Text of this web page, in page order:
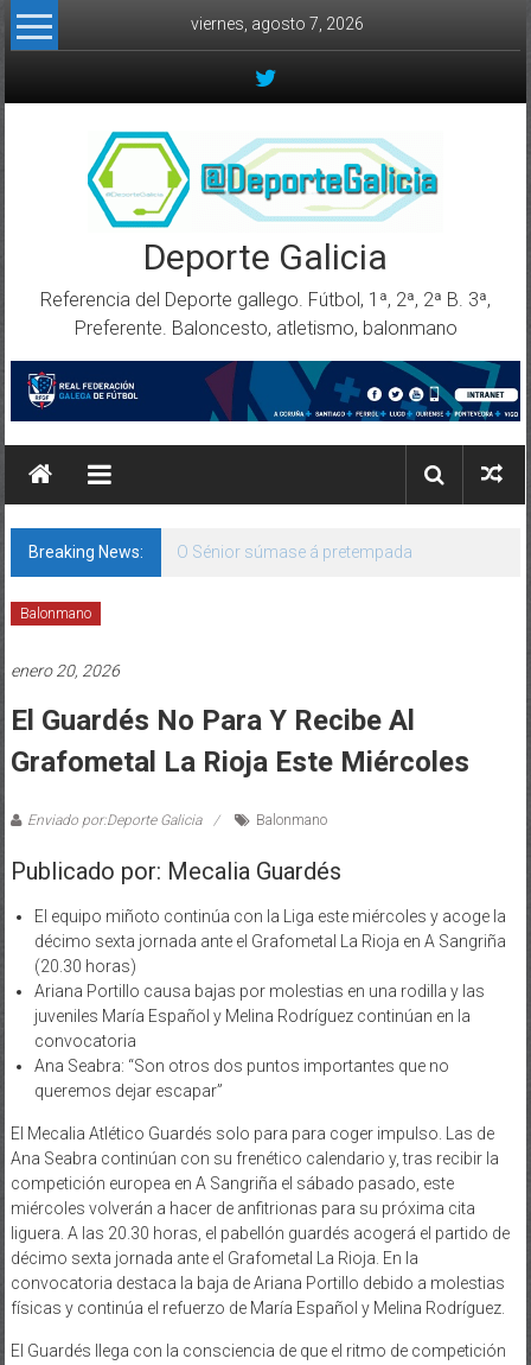
Skip to content
viernes, agosto 7, 2026
Deporte Galicia
Referencia del Deporte gallego. Fútbol, 1ª, 2ª, 2ª B. 3ª,
Preferente. Baloncesto, atletismo, balonmano
Breaking News: O Sénior súmase á pretempada
Balonmano
enero 20, 2026
El Guardés No Para Y Recibe Al
Grafometal La Rioja Este Miércoles
Enviado por:Deporte Galicia Balonmano
Publicado por: Mecalia Guardés
El equipo miñoto continúa con la Liga este miércoles y acoge la
décimo sexta jornada ante el Grafometal La Rioja en A Sangriña
(20.30 horas)
Ariana Portillo causa bajas por molestias en una rodilla y las
juveniles María Español y Melina Rodríguez continúan en la
convocatoria
Ana Seabra: “Son otros dos puntos importantes que no
queremos dejar escapar”
El Mecalia Atlético Guardés solo para para coger impulso. Las de
Ana Seabra continúan con su frenético calendario y, tras recibir la
competición europea en A Sangriña el sábado pasado, este
miércoles volverán a hacer de anfitrionas para su próxima cita
liguera. A las 20.30 horas, el pabellón guardés acogerá el partido de
décimo sexta jornada ante el Grafometal La Rioja. En la
convocatoria destaca la baja de Ariana Portillo debido a molestias
físicas y continúa el refuerzo de María Español y Melina Rodríguez.
El Guardés llega con la consciencia de que el ritmo de competición